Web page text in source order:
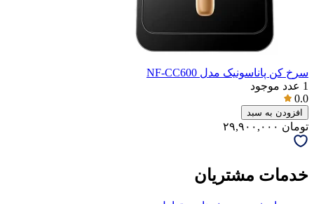
سرخ کن پاناسونیک مدل NF-CC600
1 عدد موجود
0.0
افزودن به سبد
تومان
خدمات مشتریان